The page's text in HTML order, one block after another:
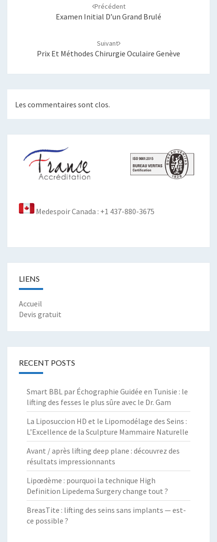
Précédent
Examen Initial D’un Grand Brulé
Suivant
Prix Et Méthodes Chirurgie Oculaire Genève
Les commentaires sont clos.
Medespoir Canada : +1 437-880-3675
LIENS
Accueil
Devis gratuit
RECENT POSTS
Smart BBL par Échographie Guidée en Tunisie : le
lifting des fesses le plus sûre avec le Dr. Gam
La Liposuccion HD et le Lipomodélage des Seins :
L’Excellence de la Sculpture Mammaire Naturelle
Avant / après lifting deep plane : découvrez des
résultats impressionnants
Lipœdème : pourquoi la technique High
Definition Lipedema Surgery change tout ?
BreasTite : lifting des seins sans implants — est-
ce possible ?